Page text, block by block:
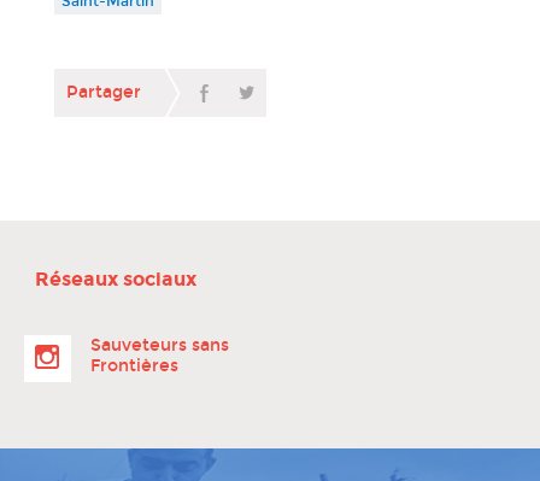
Partager
Réseaux sociaux
Sauveteurs sans
Frontières